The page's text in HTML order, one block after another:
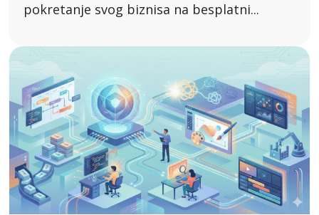
pokretanje svog biznisa na besplatni...